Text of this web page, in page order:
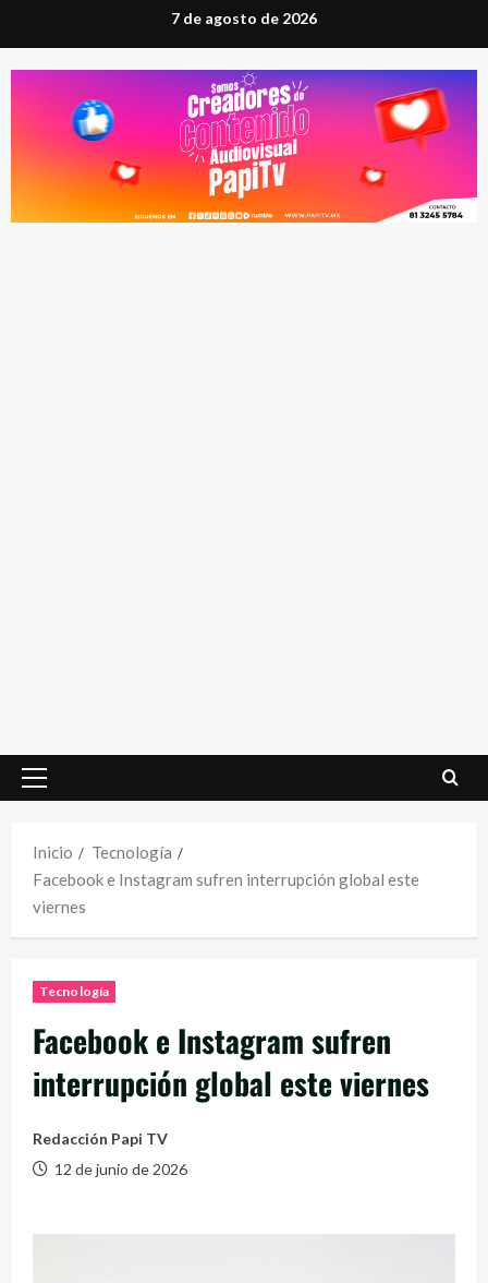
al
contenido
7 de agosto de 2026
Menú
Inicio
Tecnología
Facebook e Instagram sufren interrupción global este
viernes
Tecnología
Facebook e Instagram sufren
interrupción global este viernes
Redacción Papi TV
12 de junio de 2026